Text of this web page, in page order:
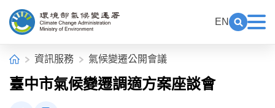
EN
首頁資訊服務 氣候變遷公開會議
臺中市氣候變遷調適方案座談會